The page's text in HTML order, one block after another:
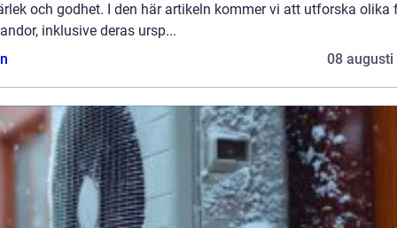
och godhet. I den här artikeln kommer vi att utforska olika
inklusive deras ursp...
08 augusti